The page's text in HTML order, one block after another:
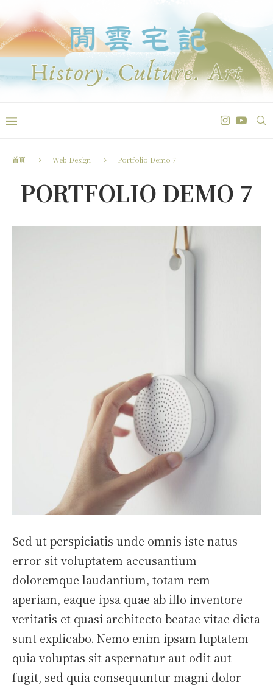
首頁 Web Design Portfolio Demo 7
PORTFOLIO DEMO 7
Sed ut perspiciatis unde omnis iste natus
error sit voluptatem accusantium
doloremque laudantium, totam rem
aperiam, eaque ipsa quae ab illo inventore
veritatis et quasi architecto beatae vitae dicta
sunt explicabo. Nemo enim ipsam luptatem
quia voluptas sit aspernatur aut odit aut
fugit, sed quia consequuntur magni dolor